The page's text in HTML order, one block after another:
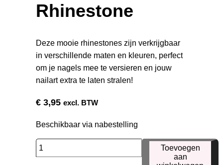
Rhinestone
Deze mooie rhinestones zijn verkrijgbaar
in verschillende maten en kleuren, perfect
om je nagels mee te versieren en jouw
nailart extra te laten stralen!
€ 3,95 excl. BTW
Beschikbaar via nabestelling
RS17
SS08
Toevoegen
aan